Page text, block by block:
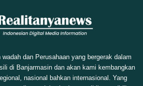
wadah dan Perusahaan yang bergerak dalam
di Banjarmasin dan akan kami kembangkan
nasional bahkan internasional. Yang